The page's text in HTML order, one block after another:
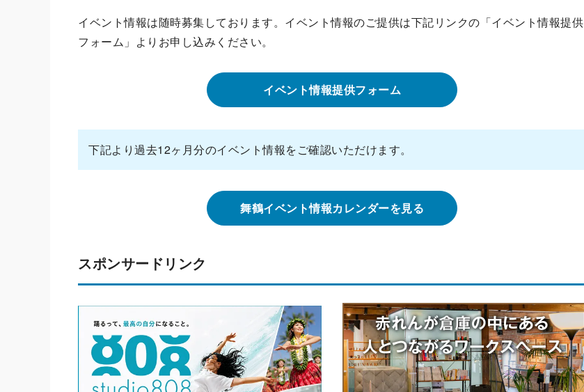
イベント情報は随時募集しております。イベント情報のご提供は下記リンクの「イベント情報提供
フォーム」よりお申し込みください。
イベント情報提供フォーム
下記より過去12ヶ月分のイベント情報をご確認いただけます。
舞鶴イベント情報カレンダーを見る
スポンサードリンク